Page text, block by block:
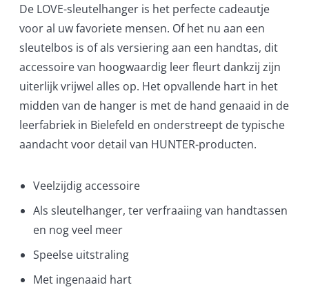
De LOVE-sleutelhanger is het perfecte cadeautje
voor al uw favoriete mensen. Of het nu aan een
sleutelbos is of als versiering aan een handtas, dit
accessoire van hoogwaardig leer fleurt dankzij zijn
uiterlijk vrijwel alles op. Het opvallende hart in het
midden van de hanger is met de hand genaaid in de
leerfabriek in Bielefeld en onderstreept de typische
aandacht voor detail van HUNTER-producten.
Veelzijdig accessoire
Als sleutelhanger, ter verfraaiing van handtassen
en nog veel meer
Speelse uitstraling
Met ingenaaid hart